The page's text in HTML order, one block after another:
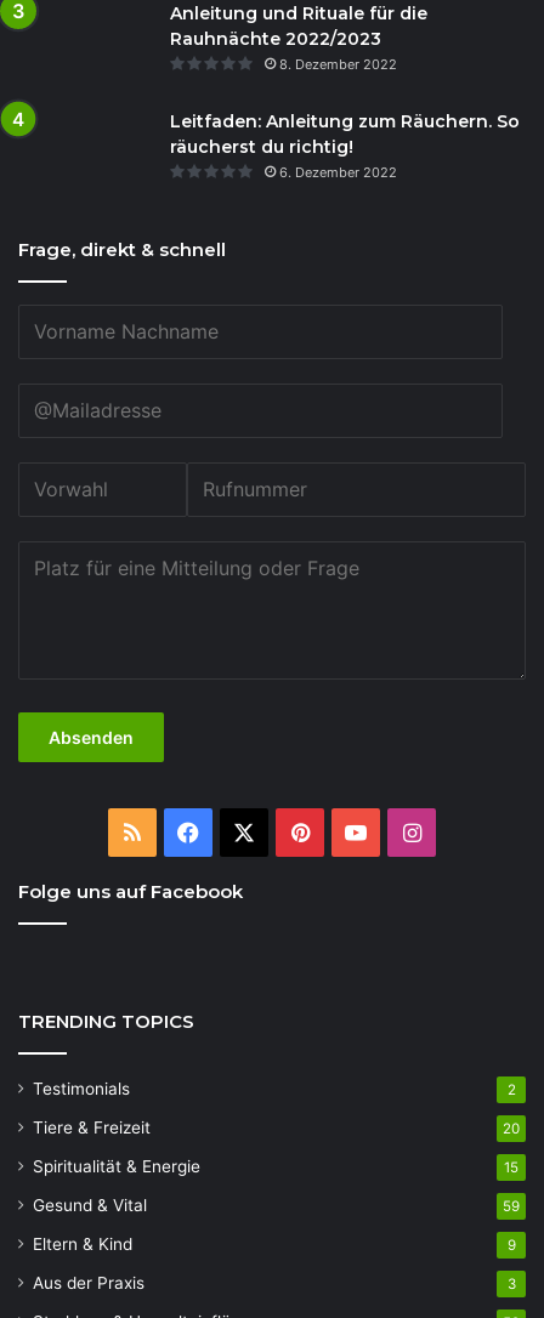
Anleitung und Rituale für die
Rauhnächte 2022/2023
8. Dezember 2022
Leitfaden: Anleitung zum Räuchern. So
räucherst du richtig!
6. Dezember 2022
Frage, direkt & schnell
RSS Facebook PinterestYouTubeInstagram
Folge uns auf Facebook
TRENDING TOPICS
Testimonials 2
Tiere & Freizeit 20
Spiritualität & Energie 15
Gesund & Vital 59
Eltern & Kind 9
Aus der Praxis 3